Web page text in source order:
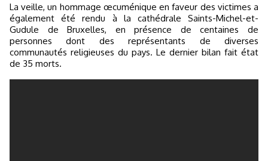
La veille, un hommage œcuménique en faveur des victimes a
également été rendu à la cathédrale Saints-Michel-et-
Gudule de Bruxelles, en présence de centaines de
personnes dont des représentants de diverses
communautés religieuses du pays. Le dernier bilan fait état
de 35 morts.